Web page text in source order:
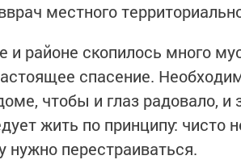
местного
и районе скопилось много
спасение.
чтобы и глаз радовало, и
жить по принципу: чисто
нужно перестраиваться.